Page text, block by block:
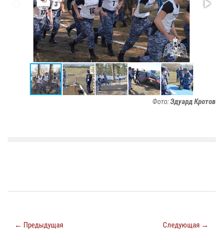
Фото:Эдуард Кротов
← Предыдущая Следующая →